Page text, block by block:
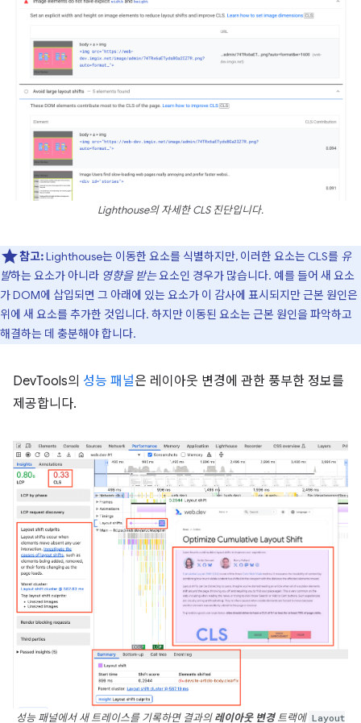
Lighthouse의 자세한 CLS 진단입니다.
참고:Lighthouse는 이동한 요소를 식별하지만, 이러한 요소는 CLS를 유
발하는 요소가 아니라 영향을 받는요소인 경우가 많습니다. 예를 들어 새 요소
가 DOM에 삽입되면 그 아래에 있는 요소가 이 감사에 표시되지만 근본 원인은
위에 새 요소를 추가한 것입니다. 하지만 이동된 요소는 근본 원인을 파악하고
해결하는 데 충분해야 합니다.
DevTools의 성능 패널은 레이아웃 변경에 관한 풍부한 정보를
제공합니다.
성능 패널에서 새 트레이스를 기록하면 결과의레이아웃 변경트랙에 Layout